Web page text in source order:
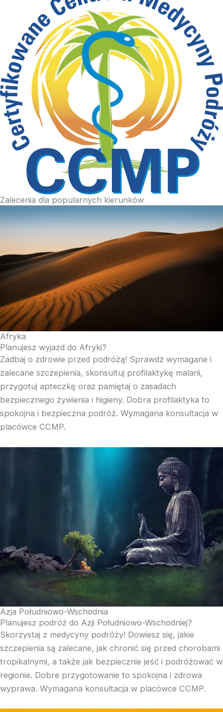
Zalecenia dla popularnych kierunków
Afryka
Planujesz wyjazd do Afryki?
Zadbaj o zdrowie przed podróżą! Sprawdź wymagane i
zalecane szczepienia, skonsultuj profilaktykę malarii,
przygotuj apteczkę oraz pamiętaj o zasadach
bezpiecznego żywienia i higieny. Dobra profilaktyka to
spokojna i bezpieczna podróż. Wymagana konsultacja w
placówce CCMP.
Azja Południowo-Wschodnia
Planujesz podróż do Azji Południowo-Wschodniej?
Skorzystaj z medycyny podróży! Dowiesz się, jakie
szczepienia są zalecane, jak chronić się przed chorobami
tropikalnymi, a także jak bezpiecznie jeść i podróżować w
regionie. Dobre przygotowanie to spokojna i zdrowa
wyprawa. Wymagana konsultacja w placówce CCMP.